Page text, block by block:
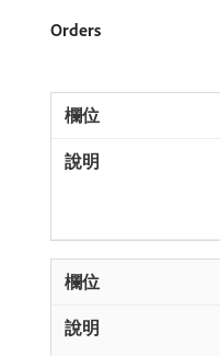
Orders